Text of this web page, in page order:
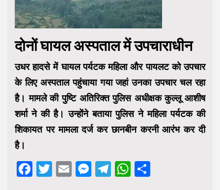
दोनों घायल अस्‍पताल में उपचाराधीन
उधर हादसे में घायल पर्यटक महिला और पायलट को उपचार
के लिए अस्पताल पहुंचाया गया जहां उनका उपचार चल रहा
है। मामले की पुष्टि अतिरिक्त पुलिस अधीक्षक कुल्लू आशीष
शर्मा ने की है। उन्होंने बताया पुलिस ने महिला पर्यटक की
शिकायत पर मामला दर्ज कर छानबीन करनी आरंभ कर दी
है।
Facebook
Twitter
EmailMessenger
Telegram
WhatsApp